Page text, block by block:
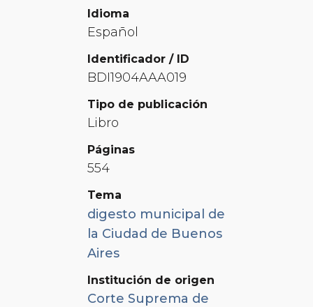
Idioma
Español
Identificador / ID
BDI1904AAA019
Tipo de publicación
Libro
Páginas
554
Tema
digesto municipal de
la Ciudad de Buenos
Aires
Institución de origen
Corte Suprema de